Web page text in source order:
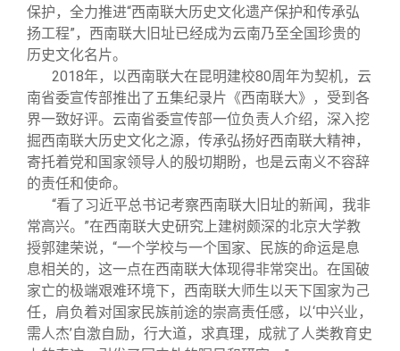
保护，全力推进“西南联大历史文化遗产保护和传承弘
扬工程”，西南联大旧址已经成为云南乃至全国珍贵的
历史文化名片。
2018年，以西南联大在昆明建校80周年为契机，云
南省委宣传部推出了五集纪录片《西南联大》，受到各
界一致好评。云南省委宣传部一位负责人介绍，深入挖
掘西南联大历史文化之源，传承弘扬好西南联大精神，
寄托着党和国家领导人的殷切期盼，也是云南义不容辞
的责任和使命。
“看了习近平总书记考察西南联大旧址的新闻，我非
常高兴。”在西南联大史研究上建树颇深的北京大学教
授郭建荣说，“一个学校与一个国家、民族的命运是息
息相关的，这一点在西南联大体现得非常突出。在国破
家亡的极端艰难环境下，西南联大师生以天下国家为己
任，肩负着对国家民族前途的崇高责任感，以‘中兴业，
需人杰’自激自励，行大道，求真理，成就了人类教育史